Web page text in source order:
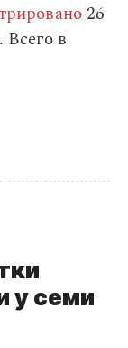
26
в
у семи